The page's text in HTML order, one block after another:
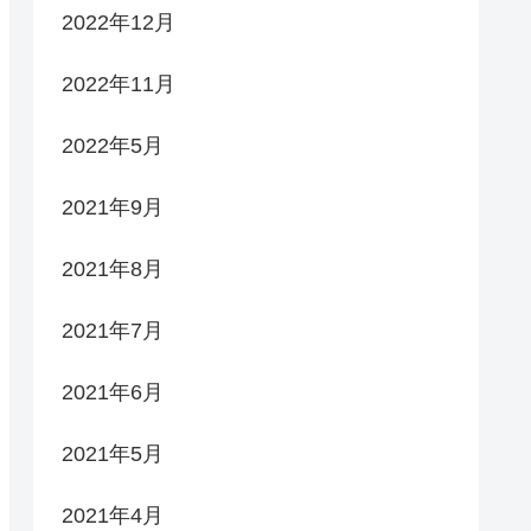
2022年12月
2022年11月
2022年5月
2021年9月
2021年8月
2021年7月
2021年6月
2021年5月
2021年4月